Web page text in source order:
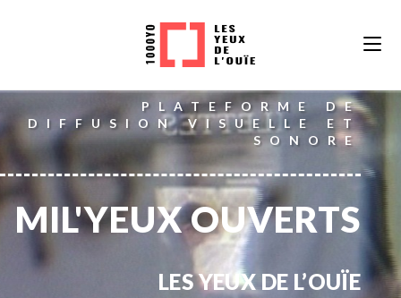
PLATEFORME DE
DIFFUSION VISUELLE ET
SONORE
MIL'YEUX OUVERTS
LES YEUX DE L’OUÏE